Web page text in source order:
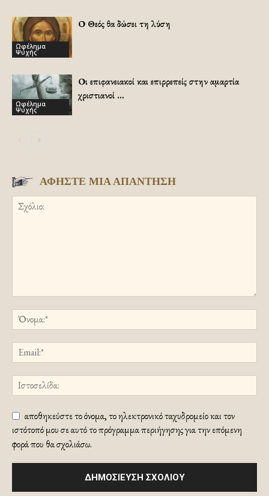
Ωφέλημα
Ψυχής
Ο Θεός θα δώσει τη λύση
Ωφέλημα
Ψυχής
Οι επιφανειακοί και επιρρεπείς στην αμαρτία
χριστιανοί …
ΑΦΗΣΤΕ ΜΙΑ ΑΠΑΝΤΗΣΗ
αποθηκεύστε το όνομα, το ηλεκτρονικό ταχυδρομείο και τον
ιστότοπό μου σε αυτό το πρόγραμμα περιήγησης για την επόμενη
φορά που θα σχολιάσω.